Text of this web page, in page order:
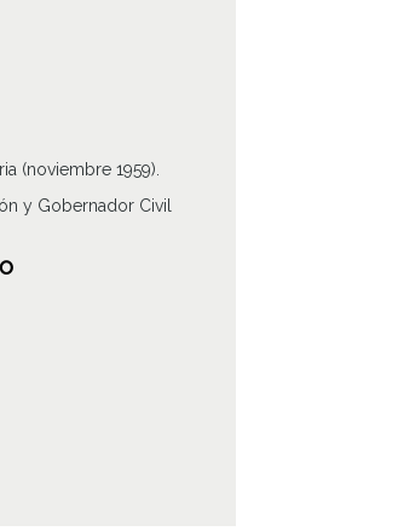
(noviembre 1959).
y Gobernador Civil